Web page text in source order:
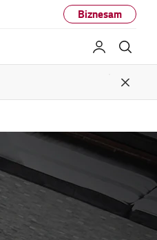
Biznesam
Mans LG
Close